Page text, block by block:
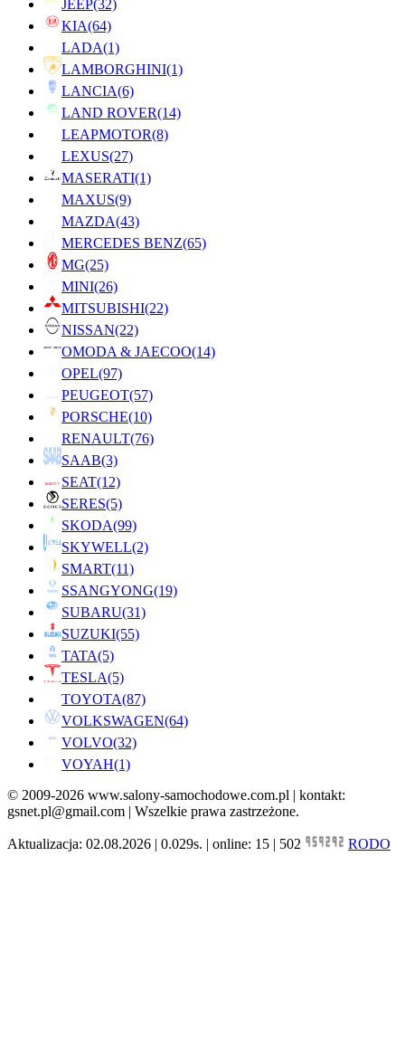
JEEP(32)
KIA(64)
LADA(1)
LAMBORGHINI(1)
LANCIA(6)
LAND ROVER(14)
LEAPMOTOR(8)
LEXUS(27)
MASERATI(1)
MAXUS(9)
MAZDA(43)
MERCEDES BENZ(65)
MG(25)
MINI(26)
MITSUBISHI(22)
NISSAN(22)
OMODA & JAECOO(14)
OPEL(97)
PEUGEOT(57)
PORSCHE(10)
RENAULT(76)
SAAB(3)
SEAT(12)
SERES(5)
SKODA(99)
SKYWELL(2)
SMART(11)
SSANGYONG(19)
SUBARU(31)
SUZUKI(55)
TATA(5)
TESLA(5)
TOYOTA(87)
VOLKSWAGEN(64)
VOLVO(32)
VOYAH(1)
© 2009-2026 www.salony-samochodowe.com.pl | kontakt:
gsnet.pl@gmail.com | Wszelkie prawa zastrzeżone.
Aktualizacja: 02.08.2026 | 0.029s. | online: 15 | 502 RODO